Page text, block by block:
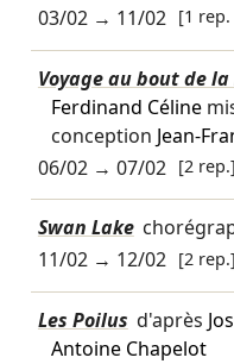
03/02→ 11/02 [1 rep.
Voyage au bout de
Ferdinand Céline
conception Jean-
06/02→ 07/02 [2 rep.]
Swan Lake
11/02→ 12/02 [2 rep.]
Les Poilus d'après
Antoine Chapelot